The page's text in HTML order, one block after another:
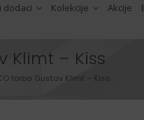
dodaci
Torbe
Kolekcije
Cycling
Akcije
Klimt – Kiss
torba Gustav Klimt – Kiss